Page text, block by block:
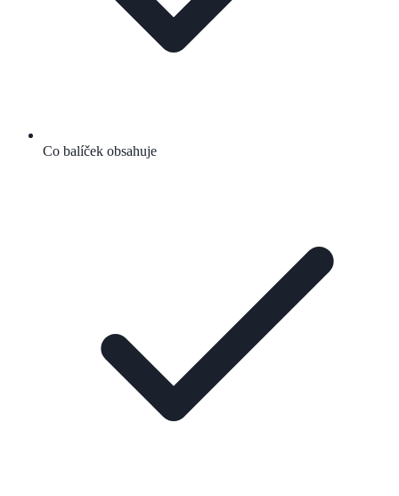
Co balíček obsahuje